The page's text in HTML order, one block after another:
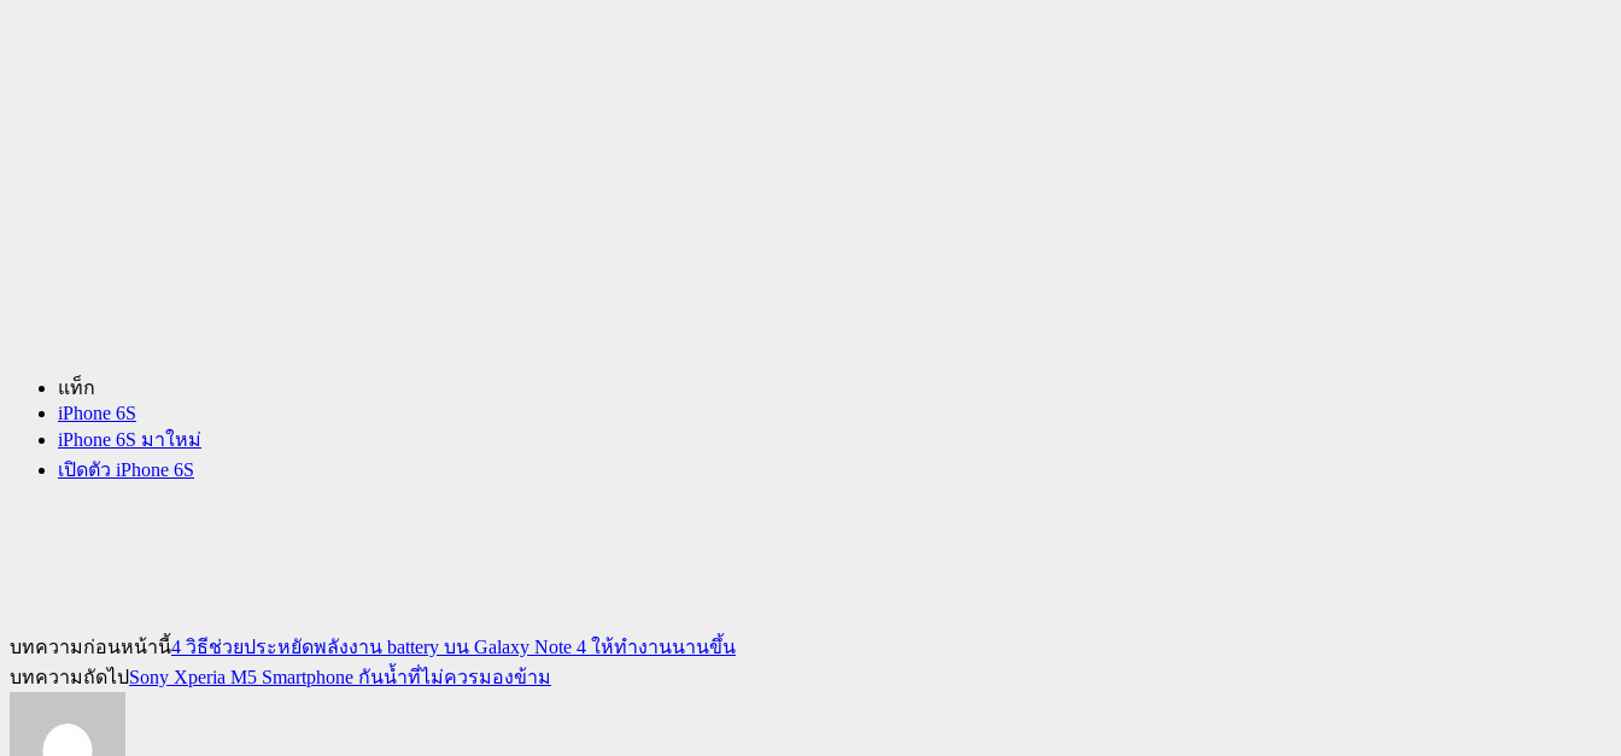
แท็ก
iPhone 6S
iPhone 6S มาใหม่
เปิดตัว iPhone 6S
บทความก่อนหน้านี้4 วิธีช่วยประหยัดพลังงาน battery บน Galaxy Note 4 ให้ทำงานนานขึ้น
บทความถัดไปSony Xperia M5 Smartphone กันน้ำที่ไม่ควรมองข้าม